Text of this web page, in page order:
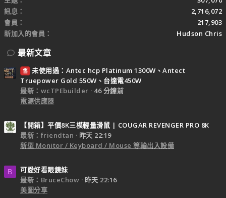
訊息
2,716,072
會員
217,903
新加入的會員
Hudson Chris
最新文章
售 未使用過：Antec hcp Platinum 1300W、Antect
Truepower Gold 550W、台達電450W
最新：wcTPEbuilder
46 分鐘前
電源供應器
【開箱】平價8K三模輕量滑鼠 | COUGAR REVENGER PRO 8K
最新：friendtan
昨天 22:19
新型 Monitor / Keyboard / Mouse 等輸出入設備
B
可愛好看眼鏡妹
最新：BruceChow
昨天 22:16
美圖分享